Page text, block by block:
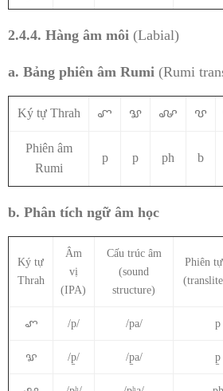
2.4.4. Hàng âm môi (Labial)
a. Bảng phiên âm Rumi (Rumi
Ký tự Thrah ꨚ ꨛ ꨜ ꨝ
Phiên âm
Rumi
p p ph b
b. Phân tích ngữ âm học
Ký tự
Thrah
Âm
vị
(IPA)
Cấu trúc âm
(sound
structure)
Phiên
ꨚ /p/ /pa/ p
ꨛ /p̱/ /p̱a/ p̱